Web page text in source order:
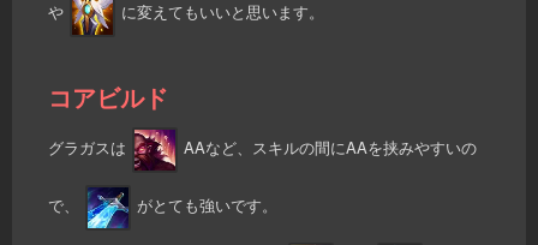
や に変えてもいいと思います。
コアビルド
グラガスは AAなど、スキルの間にAAを挟みやすいの
で、 がとても強いです。